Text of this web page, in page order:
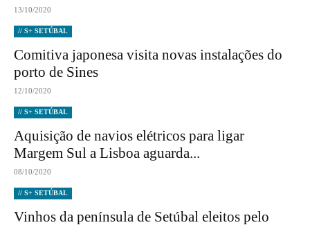
13/10/2020
// S+ SETÚBAL
Comitiva japonesa visita novas instalações do
porto de Sines
12/10/2020
// S+ SETÚBAL
Aquisição de navios elétricos para ligar
Margem Sul a Lisboa aguarda...
08/10/2020
// S+ SETÚBAL
Vinhos da península de Setúbal eleitos pelo